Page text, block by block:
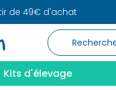
de 49€ d'achat
Kits d'élevage